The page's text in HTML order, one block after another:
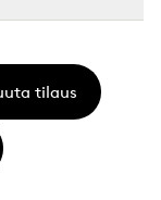
tilaus